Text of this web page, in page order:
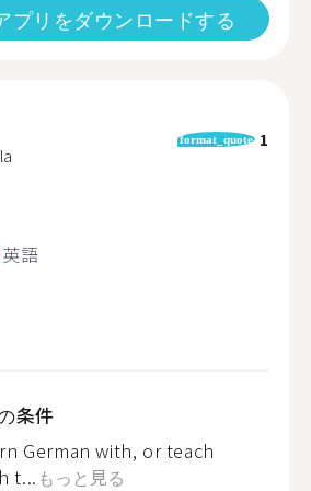
プリをダウンロードする
format_quote 1
英語
条件
German with, or teach
t... もっと見る